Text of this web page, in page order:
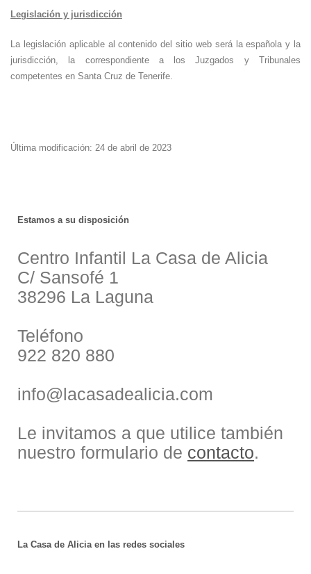
Legislación y jurisdicción
La legislación aplicable al contenido del sitio web será la española y la
jurisdicción, la correspondiente a los Juzgados y Tribunales
competentes en Santa Cruz de Tenerife.
Última modificación: 24 de abril de 2023
Estamos a su disposición
Centro Infantil La Casa de Alicia
C/ Sansofé 1
38296 La Laguna
Teléfono
922 820 880
info@lacasadealicia.com
Le invitamos a que utilice también
nuestro formulario de contacto.
La Casa de Alicia en las redes sociales